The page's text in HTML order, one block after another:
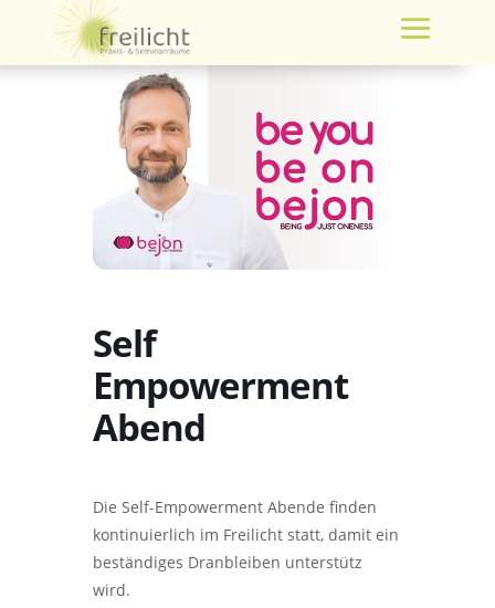
Self
Empowerment
Abend
Die Self-Empowerment Abende finden
kontinuierlich im Freilicht statt, damit ein
beständiges Dranbleiben unterstütz
wird.